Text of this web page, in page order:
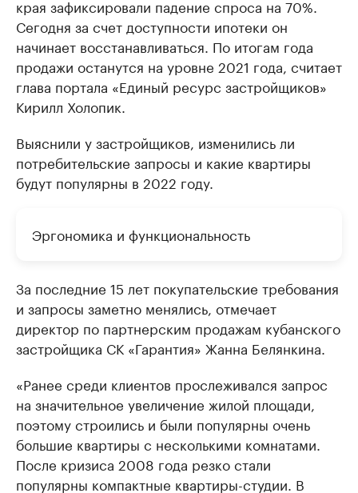
края зафиксировали падение спроса на 70%.
Сегодня за счет доступности ипотеки он
начинает восстанавливаться. По итогам года
продажи останутся на уровне 2021 года, считает
глава портала «Единый ресурс застройщиков»
Кирилл Холопик.
Выяснили у застройщиков, изменились ли
потребительские запросы и какие квартиры
будут популярны в 2022 году.
Эргономика и функциональность
За последние 15 лет покупательские требования
и запросы заметно менялись, отмечает
директор по партнерским продажам кубанского
застройщика СК «Гарантия» Жанна Белянкина.
«Ранее среди клиентов прослеживался запрос
на значительное увеличение жилой площади,
поэтому строились и были популярны очень
большие квартиры с несколькими комнатами.
После кризиса 2008 года резко стали
популярны компактные квартиры-студии. В